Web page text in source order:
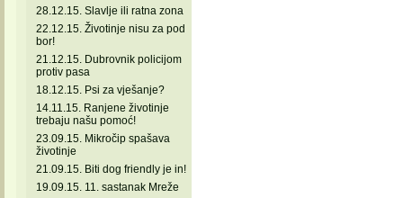
28.12.15. Slavlje ili ratna zona
22.12.15. Životinje nisu za pod
bor!
21.12.15. Dubrovnik policijom
protiv pasa
18.12.15. Psi za vješanje?
14.11.15. Ranjene životinje
trebaju našu pomoć!
23.09.15. Mikročip spašava
životinje
21.09.15. Biti dog friendly je in!
19.09.15. 11. sastanak Mreže